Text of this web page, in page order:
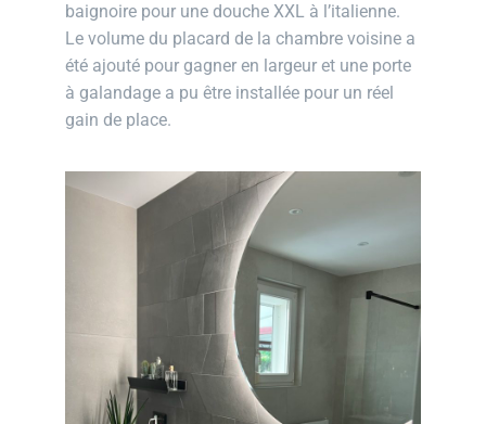
baignoire pour une douche XXL à l’italienne.
Le volume du placard de la chambre voisine a
été ajouté pour gagner en largeur et une porte
à galandage a pu être installée pour un réel
gain de place.